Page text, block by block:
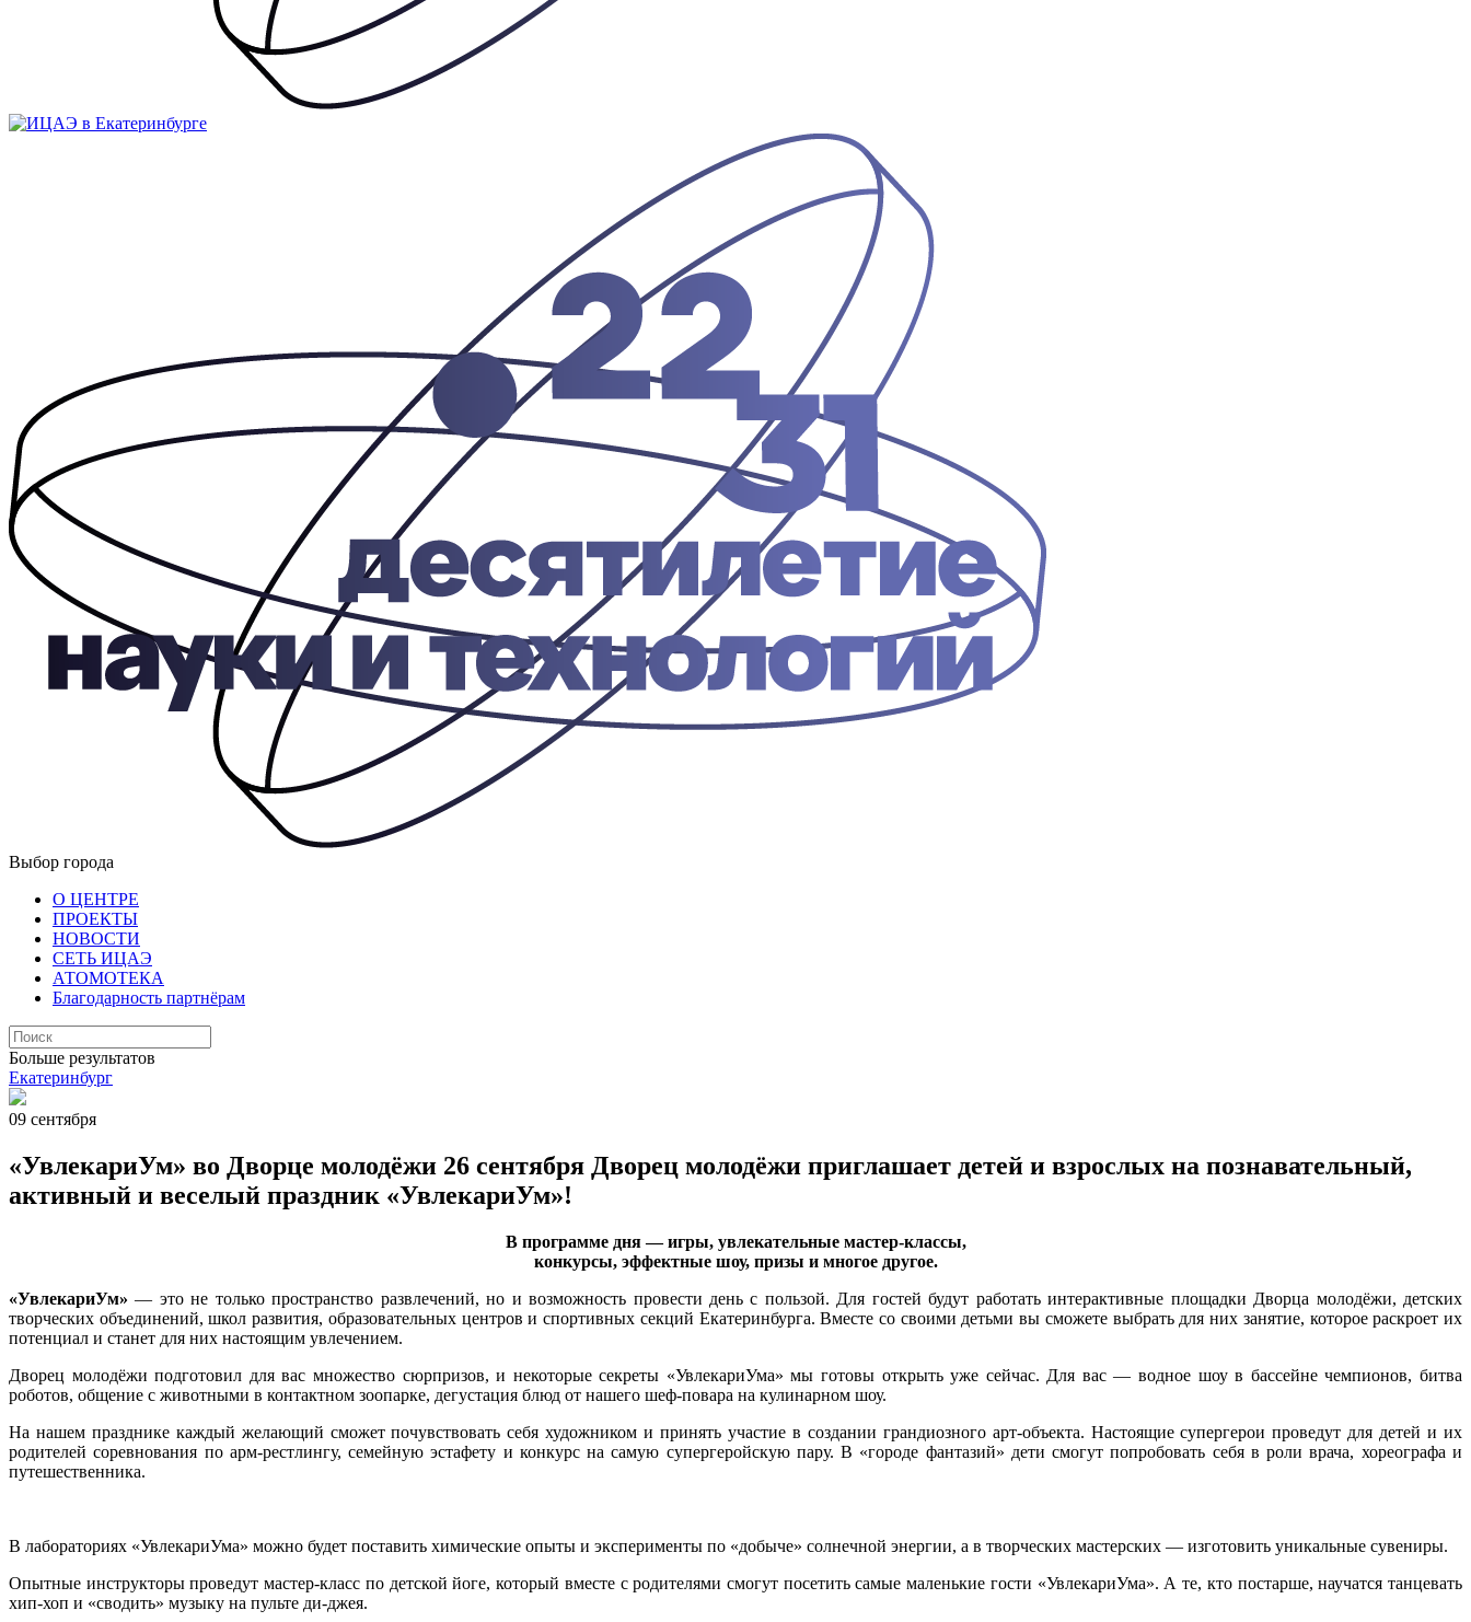
Выбор города
О ЦЕНТРЕ
ПРОЕКТЫ
НОВОСТИ
СЕТЬ ИЦАЭ
АТОМОТЕКА
Благодарность партнёрам
Больше результатов
Екатеринбург
09 сентября
«УвлекариУм» во Дворце молодёжи 26 сентября Дворец молодёжи приглашает детей и взрослых на познавательный,
активный и веселый праздник «УвлекариУм»!
В программе дня — игры, увлекательные мастер-классы,
конкурсы, эффектные шоу, призы и многое другое.
«УвлекариУм» — это не только пространство развлечений, но и возможность провести день с пользой. Для гостей будут работать интерактивные площадки Дворца молодёжи, детских
творческих объединений, школ развития, образовательных центров и спортивных секций Екатеринбурга. Вместе со своими детьми вы сможете выбрать для них занятие, которое раскроет их
потенциал и станет для них настоящим увлечением.
Дворец молодёжи подготовил для вас множество сюрпризов, и некоторые секреты «УвлекариУма» мы готовы открыть уже сейчас. Для вас — водное шоу в бассейне чемпионов, битва
роботов, общение с животными в контактном зоопарке, дегустация блюд от нашего шеф-повара на кулинарном шоу.
На нашем празднике каждый желающий сможет почувствовать себя художником и принять участие в создании грандиозного арт-объекта. Настоящие супергерои проведут для детей и их
родителей соревнования по арм-рестлингу, семейную эстафету и конкурс на самую супергеройскую пару. В «городе фантазий» дети смогут попробовать себя в роли врача, хореографа и
путешественника.
В лабораториях «УвлекариУма» можно будет поставить химические опыты и эксперименты по «добыче» солнечной энергии, а в творческих мастерских — изготовить уникальные сувениры.
Опытные инструкторы проведут мастер-класс по детской йоге, который вместе с родителями смогут посетить самые маленькие гости «УвлекариУма». А те, кто постарше, научатся танцевать
хип-хоп и «сводить» музыку на пульте ди-джея.